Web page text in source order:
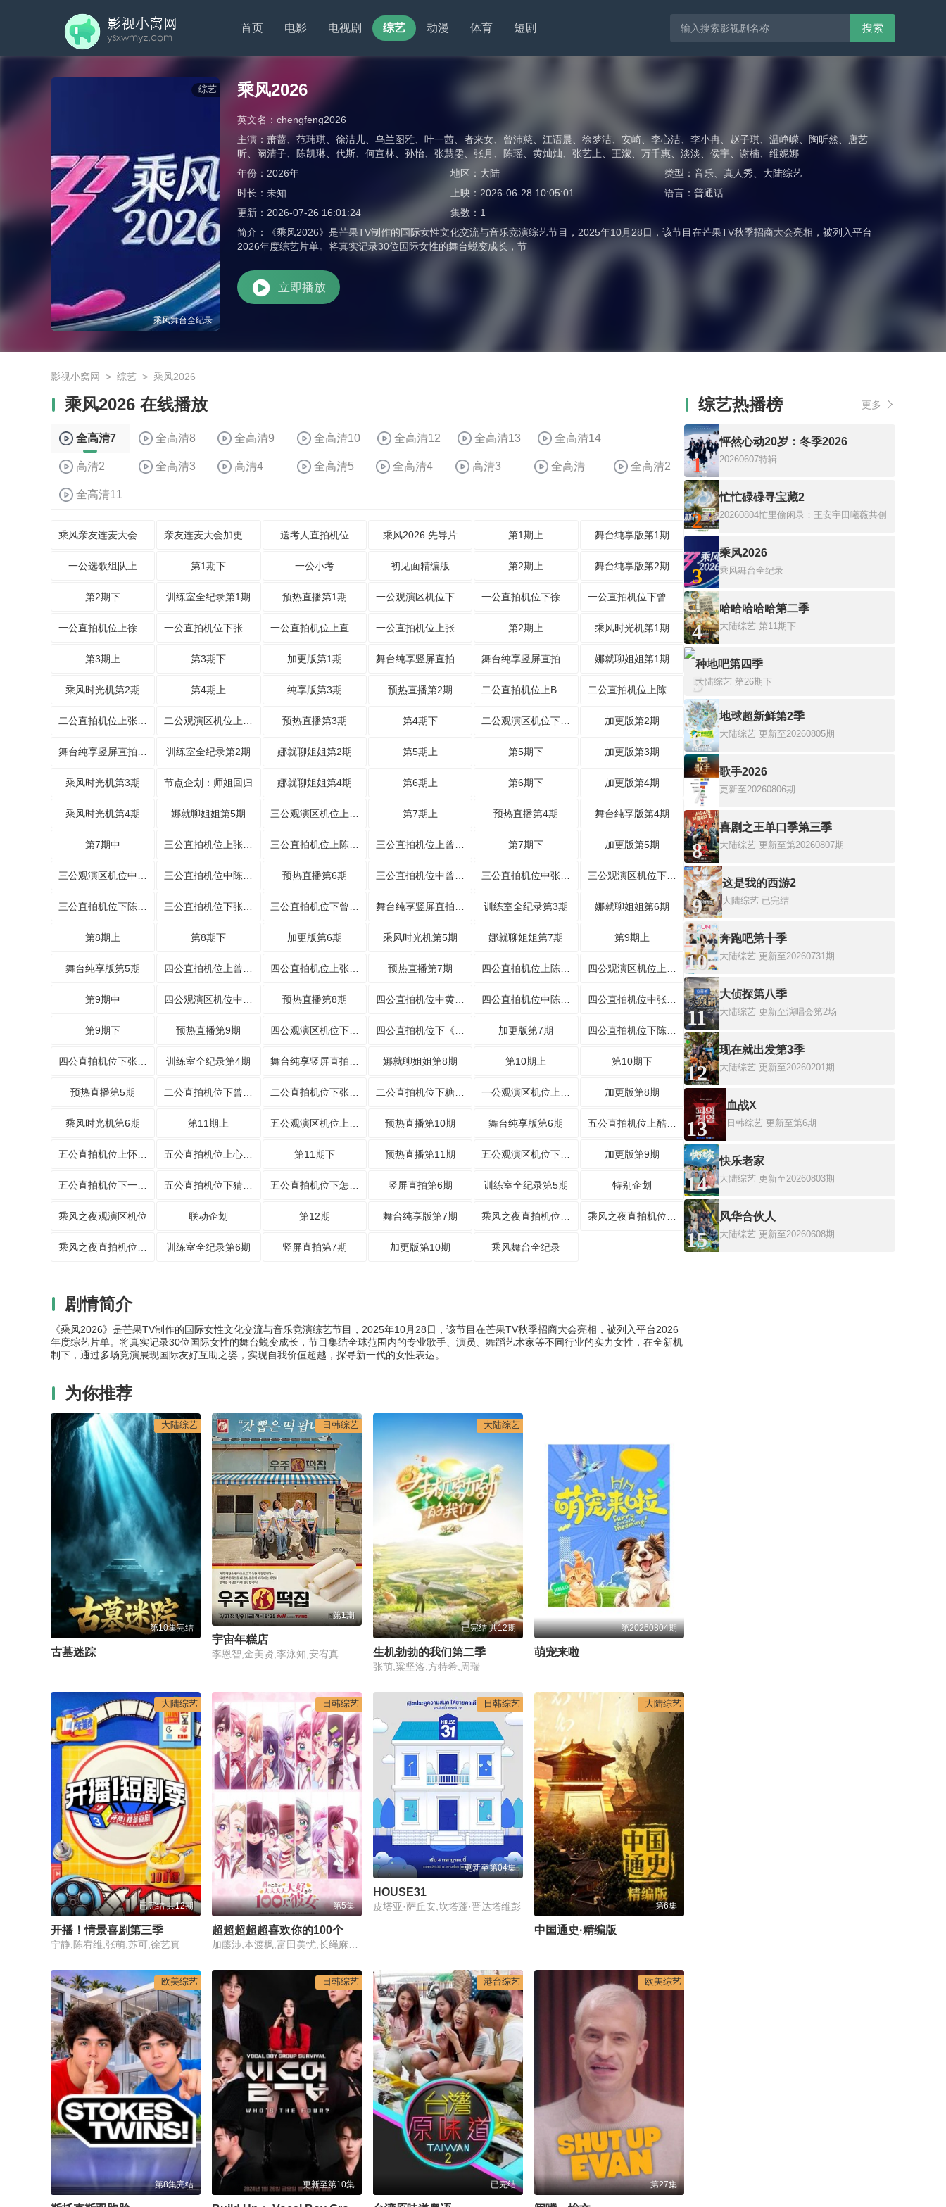
首页 电影 电视剧 综艺 动漫 体育 短剧 搜索
综艺
乘风舞台全纪录
乘风2026
英文名： chengfeng2026
主演： 萧蔷 范玮琪 徐洁儿 乌兰图雅 叶一茜 者来女 曾沛慈 江语晨 徐梦洁 安崎 李心洁 李小冉 赵子琪 温峥嵘 陶昕然
唐艺
昕
阚清子 陈凯琳 代斯 何宣林 孙怡 张慧雯 张月 陈瑶 黄灿灿 张艺上 王濛 万千惠 淡淡 侯宇 谢楠
维妮娜
年份： 2026年 地区： 大陆 类型： 音乐、 真人秀
大陆综艺
时长： 未知 上映： 2026-06-28 10:05:01 语言： 普通话
更新： 2026-07-26 16:01:24 集数： 1
简介：
《乘风2026》是芒果TV制作的国际女性文化交流与音乐竞演综艺节目，2025年10月28日，该节目在芒果TV秋季招商大会亮相，被列入平台
2026年度综艺片单。将真实记录30位国际女性的舞台蜕变成长，节
立即播放
影视小窝网 > 综艺 > 乘风2026
乘风2026 在线播放
全高清7 全高清8 全高清9 全高清10 全高清12 全高清13 全高清14
高清2 全高清3 高清4 全高清5 全高清4 高清3 全高清 全高清2
全高清11
送考人直拍机位 乘风2026 先导片 第1期上 舞台纯享版第1期
一公选歌组队上 第1期下 一公小考 初见面精编版 第2期上 舞台纯享版第2期
第2期下 训练室全纪录第1期 预热直播第1期 一公观演区机位下姐姐陪看来袭
一公直拍机位上张月reaction 第2期上 乘风时光机第1期
第3期上 第3期下 加更版第1期 娜就聊姐姐第1期
乘风时光机第2期 第4期上 纯享版第3期 预热直播第2期 二公直拍机位上陈瑶观演
预热直播第3期 第4期下 加更版第2期
训练室全纪录第2期 娜就聊姐姐第2期 第5期上 第5期下 加更版第3期
乘风时光机第3期 节点企划：师姐回归 娜就聊姐姐第4期 第6期上 第6期下 加更版第4期
乘风时光机第4期 娜就聊姐姐第5期 第7期上 预热直播第4期 舞台纯享版第4期
第7期中 三公直拍机位上陈瑶入戏跟唱 第7期下 加更版第5期
预热直播第6期 三公观演区机位下李小冉唐艺昕
训练室全纪录第3期 娜就聊姐姐第6期
第8期上 第8期下 加更版第6期 乘风时光机第5期 娜就聊姐姐第7期 第9期上
舞台纯享版第5期 四公直拍机位上张月《锁》 预热直播第7期
第9期中 预热直播第8期 四公直拍机位中黄灿灿走心 四公直拍机位中张月温柔治愈
第9期下 预热直播第9期 四公观演区机位下代斯沉浸聆听 加更版第7期 四公直拍机位下陈瑶走心跟唱
训练室全纪录第4期 娜就聊姐姐第8期 第10期上 第10期下
预热直播第5期 二公直拍机位下张月霸气回应 二公直拍机位下糖度超标 加更版第8期
乘风时光机第6期 第11期上 预热直播第10期 舞台纯享版第6期 五公直拍机位上酷飒唱跳
第11期下 预热直播第11期 加更版第9期
竖屏直拍第6期 训练室全纪录第5期 特别企划
乘风之夜观演区机位 联动企划 第12期 舞台纯享版第7期
训练室全纪录第6期 竖屏直拍第7期 加更版第10期 乘风舞台全纪录
剧情简介
《乘风2026》是芒果TV制作的国际女性文化交流与音乐竞演综艺节目，2025年10月28日，该节目在芒果TV秋季招商大会亮相，被列入平台2026
年度综艺片单。将真实记录30位国际女性的舞台蜕变成长，节目集结全球范围内的专业歌手、演员、舞蹈艺术家等不同行业的实力女性，在全新机
制下，通过多场竞演展现国际友好互助之姿，实现自我价值超越，探寻新一代的女性表达。
为你推荐
大陆综艺
第10集完结
古墓迷踪
日韩综艺
第1期
宇宙年糕店
李恩智,金美贤,李泳知,安宥真
大陆综艺
已完结 共12期
生机勃勃的我们第二季
张萌,粱坚洛,方特希,周瑞
第20260804期
萌宠来啦
大陆综艺
已完结 共12期
开播！情景喜剧第三季
宁静,陈宥维,张萌,苏可,徐艺真
日韩综艺
第5集
日韩综艺
更新至第04集
HOUSE31
皮塔亚·萨丘安,坎塔蓬·晋达塔维彭
大陆综艺
第6集
中国通史·精编版
欧美综艺
第8集完结
日韩综艺
更新至第10集
港台综艺
已完结
欧美综艺
第27集
综艺热播榜 更多
1
怦然心动20岁：冬季2026
20260607特辑
2
忙忙碌碌寻宝藏2
20260804忙里偷闲录：王安宇田曦薇共创
3
乘风2026
乘风舞台全纪录
4
哈哈哈哈哈第二季
大陆综艺 第11期下
5
种地吧第四季
大陆综艺 第26期下
6
地球超新鲜第2季
大陆综艺 更新至20260805期
7
歌手2026
更新至20260806期
8
喜剧之王单口季第三季
大陆综艺 更新至第20260807期
9
这是我的西游2
大陆综艺 已完结
10
奔跑吧第十季
大陆综艺 更新至20260731期
11
大侦探第八季
大陆综艺 更新至演唱会第2场
12
现在就出发第3季
大陆综艺 更新至20260201期
13
血战X
日韩综艺 更新至第6期
14
快乐老家
大陆综艺 更新至20260803期
15
风华合伙人
大陆综艺 更新至20260608期